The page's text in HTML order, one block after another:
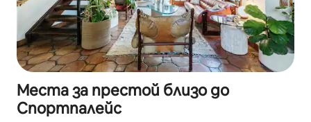
Места за престой близо до
Спортпалейс